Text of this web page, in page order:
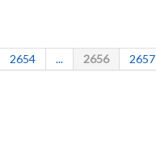
2654 ... 2656 2657